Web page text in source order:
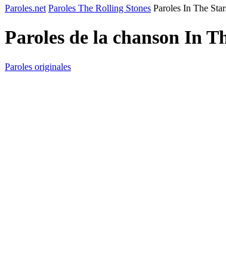
Paroles.net Paroles The Rolling Stones Paroles In The
Paroles de la chanson In
Paroles originales